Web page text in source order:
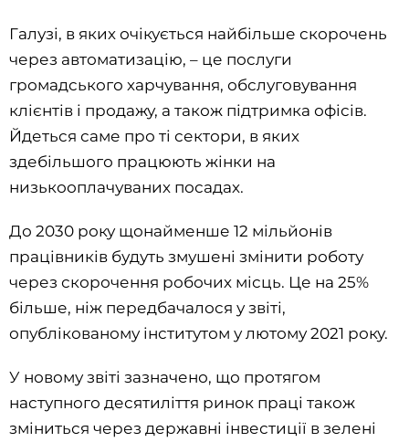
Галузі, в яких очікується найбільше скорочень
через автоматизацію, – це послуги
громадського харчування, обслуговування
клієнтів і продажу, а також підтримка офісів.
Йдеться саме про ті сектори, в яких
здебільшого працюють жінки на
низькооплачуваних посадах.
До 2030 року щонайменше 12 мільйонів
працівників будуть змушені змінити роботу
через скорочення робочих місць. Це на 25%
більше, ніж передбачалося у звіті,
опублікованому інститутом у лютому 2021 року.
У новому звіті зазначено, що протягом
наступного десятиліття ринок праці також
зміниться через державні інвестиції в зелені